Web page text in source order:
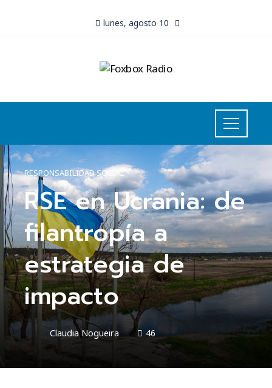
lunes, agosto 10
RESPONSABILIDAD SOCIAL
RSE en Ucrania: de
filantropía a
estrategia de
impacto
Claudia Nogueira 46